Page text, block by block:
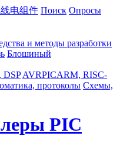
电组件 Поиск Опросы
и методы разработки
Блошиный
DSP AVRPICARM, RISC-
протоколы Схемы,
PIC